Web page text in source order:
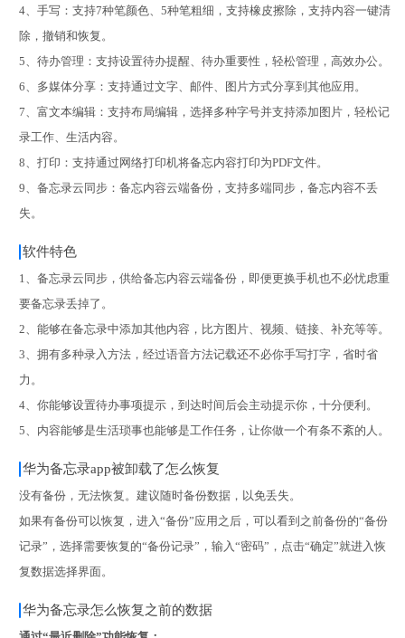
4、手写：支持7种笔颜色、5种笔粗细，支持橡皮擦除，支持内容一键清
除，撤销和恢复。
5、待办管理：支持设置待办提醒、待办重要性，轻松管理，高效办公。
6、多媒体分享：支持通过文字、邮件、图片方式分享到其他应用。
7、富文本编辑：支持布局编辑，选择多种字号并支持添加图片，轻松记
录工作、生活内容。
8、打印：支持通过网络打印机将备忘内容打印为PDF文件。
9、备忘录云同步：备忘内容云端备份，支持多端同步，备忘内容不丢
失。
软件特色
1、备忘录云同步，供给备忘内容云端备份，即便更换手机也不必忧虑重
要备忘录丢掉了。
2、能够在备忘录中添加其他内容，比方图片、视频、链接、补充等等。
3、拥有多种录入方法，经过语音方法记载还不必你手写打字，省时省
力。
4、你能够设置待办事项提示，到达时间后会主动提示你，十分便利。
5、内容能够是生活琐事也能够是工作任务，让你做一个有条不紊的人。
华为备忘录app被卸载了怎么恢复
没有备份，无法恢复。建议随时备份数据，以免丢失。
如果有备份可以恢复，进入“备份”应用之后，可以看到之前备份的“备份
记录”，选择需要恢复的“备份记录”，输入“密码”，点击“确定”就进入恢
复数据选择界面。
华为备忘录怎么恢复之前的数据